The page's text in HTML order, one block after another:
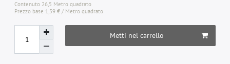
Contenuto 26,5 Metro quadrato
Prezzo base 1,59 € / Metro quadrato
Metti nel carrello